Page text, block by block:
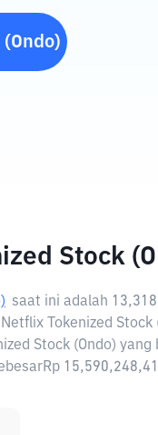
Stock
saat ini adalah
Tokenized Stock
Stock (Ondo)